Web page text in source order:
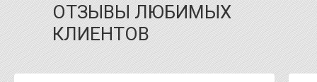
ОТЗЫВЫ ЛЮБИМЫХ
КЛИЕНТОВ